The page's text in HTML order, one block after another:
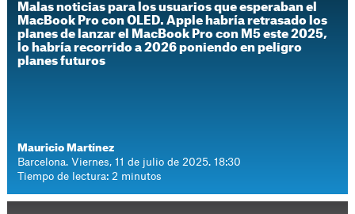
Malas noticias para los usuarios que esperaban el
MacBook Pro con OLED. Apple habría retrasado los
planes de lanzar el MacBook Pro con M5 este 2025,
lo habría recorrido a 2026 poniendo en peligro
planes futuros
Mauricio Martínez
Barcelona. Viernes, 11 de julio de 2025. 18:30
Tiempo de lectura: 2 minutos